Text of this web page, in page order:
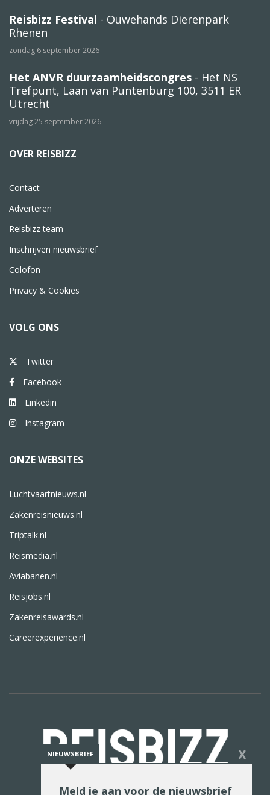
Reisbizz Festival - Ouwehands Dierenpark
Rhenen
zondag 6 september 2026
Het ANVR duurzaamheidscongres - Het NS
Trefpunt, Laan van Puntenburg 100, 3511 ER
Utrecht
vrijdag 25 september 2026
OVER REISBIZZ
Contact
Adverteren
Reisbizz team
Inschrijven nieuwsbrief
Colofon
Privacy & Cookies
VOLG ONS
Twitter
Facebook
Linkedin
Instagram
ONZE WEBSITES
Luchtvaartnieuws.nl
Zakenreisnieuws.nl
Triptalk.nl
Reismedia.nl
Aviabanen.nl
Reisjobs.nl
Zakenreisawards.nl
Careerexperience.nl
NIEUWSBRIEF X
Meld je aan voor de nieuwsbrief